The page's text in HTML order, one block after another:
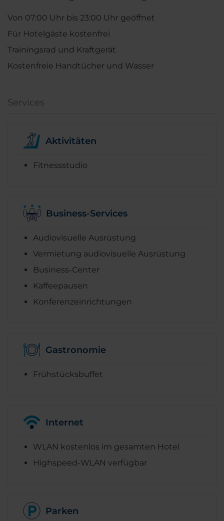
Von 07:00 Uhr bis 23:00 Uhr geöffnet
Für Hotelgäste kostenfrei
Trainingsrad und Kraftgerät
Kostenfreie Handtücher und Wasser
Services
Aktivitäten
Fitnessstudio
Business-Services
Audiovisuelle Ausrüstung
Vermietung audiovisuelle Ausrüstung
Business-Center
Kaffeepausen
Konferenzeinrichtungen
Gastronomie
Frühstücksbuffet
Internet
WLAN kostenlos im gesamten Hotel
Highspeed-WLAN verfügbar
Parken